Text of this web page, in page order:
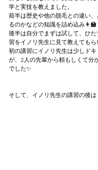
学と実技を教えました。
前半は歴史や他の脱毛との違い
るのかなどの知識を詰め込み👩‍🏫
後半は自分でまずは試して、ひ
習をイノリ先生に見て教えてもら
初の講習にイノリ先生は少しド
が、2人の先輩から頼もしくて分
でした✨
そして、イノリ先生の講習の後は